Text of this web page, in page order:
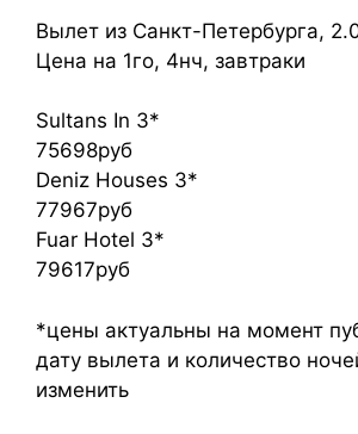
Вылет из Санкт-Петербурга,
Цена на 1го, 4нч, завтраки
Sultans In 3*
75698руб
Deniz Houses 3*
77967руб
Fuar Hotel 3*
79617руб
*цены актуальны на момент
дату вылета и количество
изменить